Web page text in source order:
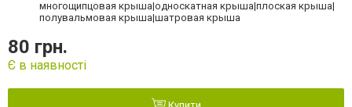
многощипцовая крыша|односкатная крыша|плоская крыша|
полувальмовая крыша|шатровая крыша
80 грн.
Є в наявності